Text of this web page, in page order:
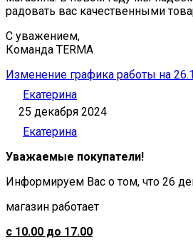
радовать вас качественными
С уважением,
Команда TERMA
Изменение графика работы на
Екатерина
25 декабря 2024
Екатерина
Уважаемые покупатели!
Информируем Вас о том, что 26
магазин работает
с 10.00 до 17.00